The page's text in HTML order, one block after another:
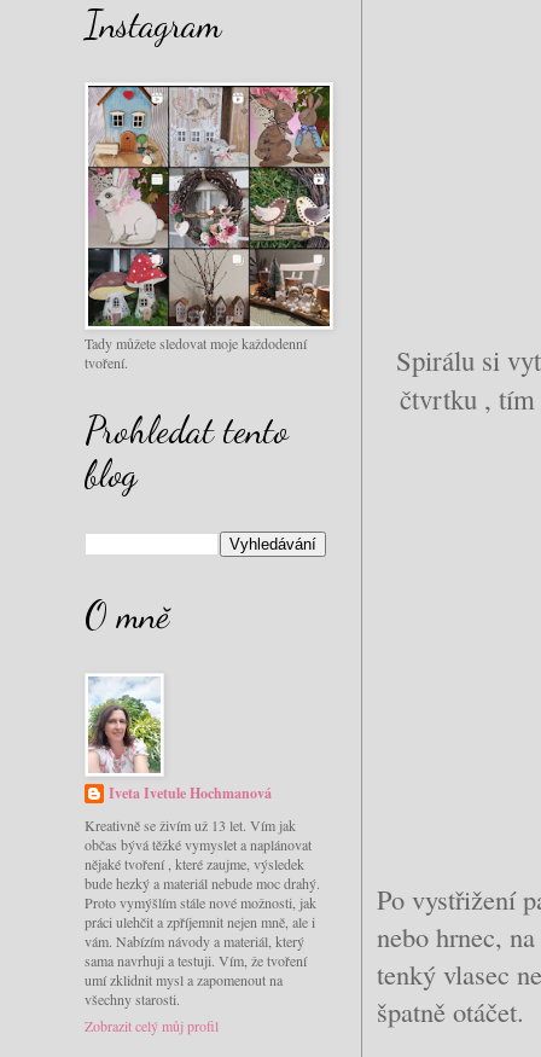
Spirálu si
čtvrtku , tím
Po vystřižení
nebo hrnec,
tenký vlasec
špatně otáčet.
Instagram
Tady můžete sledovat moje každodenní
tvoření.
Prohledat tento
blog
O mně
Iveta Ivetule Hochmanová
Kreativně se živím už 13 let. Vím jak
občas bývá těžké vymyslet a naplánovat
nějaké tvoření , které zaujme, výsledek
bude hezký a materiál nebude moc drahý.
Proto vymýšlím stále nové možnosti, jak
práci ulehčit a zpříjemnit nejen mně, ale i
vám. Nabízím návody a materiál, který
sama navrhuji a testuji. Vím, že tvoření
umí zklidnit mysl a zapomenout na
všechny starosti.
Zobrazit celý můj profil